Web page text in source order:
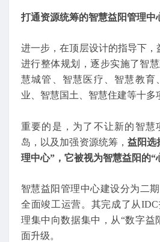
打通资源统筹的智慧益阳管理中
进一步，在顶层设计的指导下，
进行整体规划，逐步实施了智
慧城管、智慧医疗、智慧教育
业、智慧国土、智慧住建等十多
重要的是，为了不让新的智慧
岛，以及加强资源统筹， 益阳选
理中心”，它被视为智慧益阳的“
智慧益阳管理中心建设分为二期
全面竣工运营。其完成了从
理集中向数据集中，从“数字益
面升级。